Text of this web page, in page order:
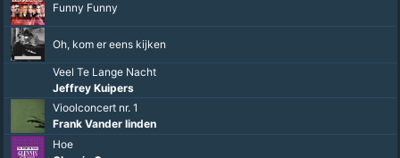
Funny Funny
Oh, kom er eens kijken
Veel Te Lange Nacht
Jeffrey Kuipers
Vioolconcert nr. 1
Frank Vander linden
Hoe